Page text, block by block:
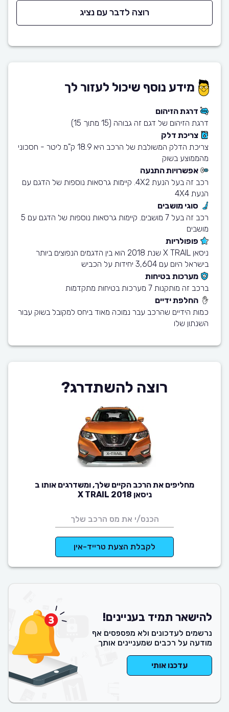
רוצה לדבר עם נציג
מידע נוסף שיכול לעזור לך
דרגת הזיהום
דרגת הזיהום של דגם זה גבוהה (15 מתוך 15)
צריכת דלק
צריכת הדלק המשולבת של הרכב היא 18.9 ק"מ ליטר - חסכוני
מהממוצע בשוק
אפשרויות התנעה
רכב זה בעל הנעת 4X2. קיימות גרסאות נוספות של הדגם עם
הנעת 4X4
סוגי מושבים
רכב זה בעל 7 מושבים. קיימות גרסאות נוספות של הדגם עם 5
מושבים
פופולריות
ניסאן X TRAIL שנת 2018 הוא בין הדגמים הנפוצים ביותר
בישראל היום עם 3,604 יחידות על הכביש
מערכות בטיחות
ברכב זה מותקנות 7 מערכות בטיחות מתקדמות
החלפת ידיים
כמות הידיים שהרכב עבר נמוכה מאוד ביחס למקובל בשוק עבור
השנתון שלו
רוצה להשתדרג?
מחליפים את הרכב הקיים שלך, ומשדרגים אותו ב
ניסאן X TRAIL 2018
לקבלת הצעת טרייד-אין
להישאר תמיד בעניינים!
נרשמים לעדכונים ולא מפספסים אף
מודעה על רכבים שמעניינים אותך
עדכנו אותי